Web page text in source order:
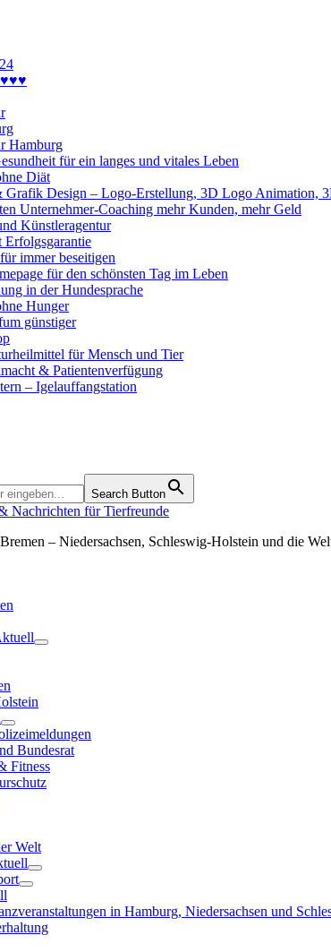
Hamburg
für ein langes und vitales Leben
Diät
Grafik Design – Logo-Erstellung, 3D Logo Animation,
Unternehmer-Coaching mehr Kunden, mehr Geld
Künstleragentur
Erfolgsgarantie
immer beseitigen
für den schönsten Tag im Leben
in der Hundesprache
Hunger
günstiger
für Mensch und Tier
& Patientenverfügung
– Igelauffangstation
Search Button
Nachrichten für Tierfreunde
– Niedersachsen, Schleswig-Holstein und die
Bundesrat
Fitness
Welt
in Hamburg, Niedersachsen und